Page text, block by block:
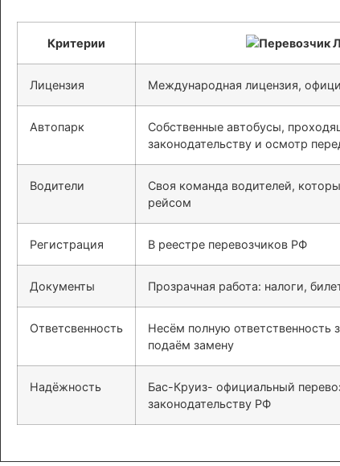
Критерии
Лицензия Международная лицензия,
Автопарк
Собственные автобусы,
законодательству и осмотр
Водители
Своя команда водителей,
рейсом
Регистрация В реестре перевозчиков РФ
Документы Прозрачная работа: налоги,
Ответсвенность
Несём полную ответственность
подаём замену
Надёжность
Бас-Круиз- официальный
законодательству РФ